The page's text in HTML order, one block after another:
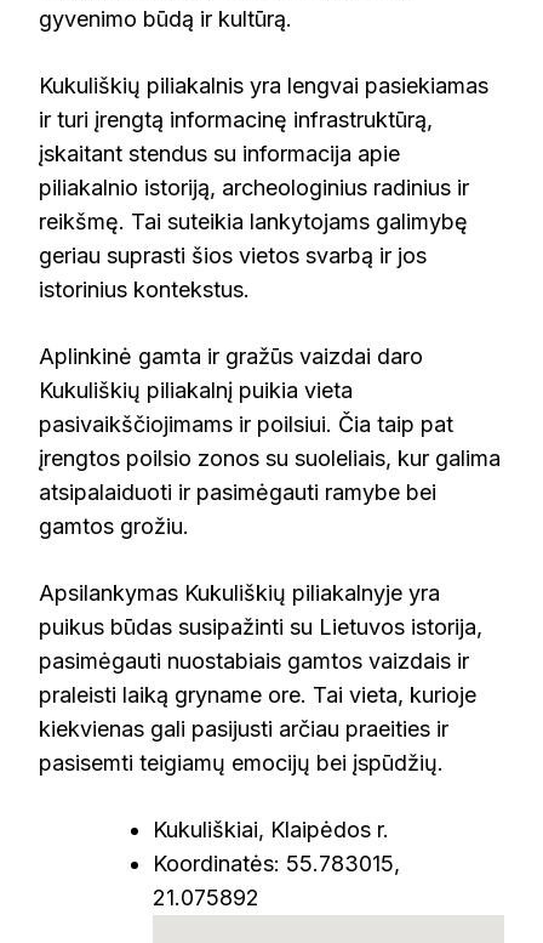
gyvenimo būdą ir kultūrą.
Kukuliškių piliakalnis yra lengvai pasiekiamas
ir turi įrengtą informacinę infrastruktūrą,
įskaitant stendus su informacija apie
piliakalnio istoriją, archeologinius radinius ir
reikšmę. Tai suteikia lankytojams galimybę
geriau suprasti šios vietos svarbą ir jos
istorinius kontekstus.
Aplinkinė gamta ir gražūs vaizdai daro
Kukuliškių piliakalnį puikia vieta
pasivaikščiojimams ir poilsiui. Čia taip pat
įrengtos poilsio zonos su suoleliais, kur galima
atsipalaiduoti ir pasimėgauti ramybe bei
gamtos grožiu.
Apsilankymas Kukuliškių piliakalnyje yra
puikus būdas susipažinti su Lietuvos istorija,
pasimėgauti nuostabiais gamtos vaizdais ir
praleisti laiką gryname ore. Tai vieta, kurioje
kiekvienas gali pasijusti arčiau praeities ir
pasisemti teigiamų emocijų bei įspūdžių.
Kukuliškiai, Klaipėdos r.
Koordinatės: 55.783015,
21.075892